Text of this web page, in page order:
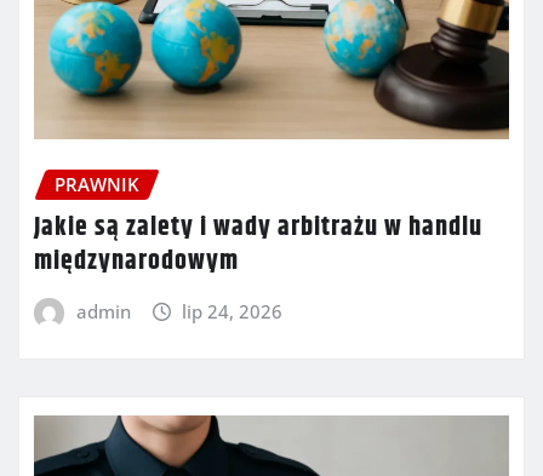
PRAWNIK
Jakie są zalety i wady arbitrażu w handlu
międzynarodowym
admin lip 24, 2026